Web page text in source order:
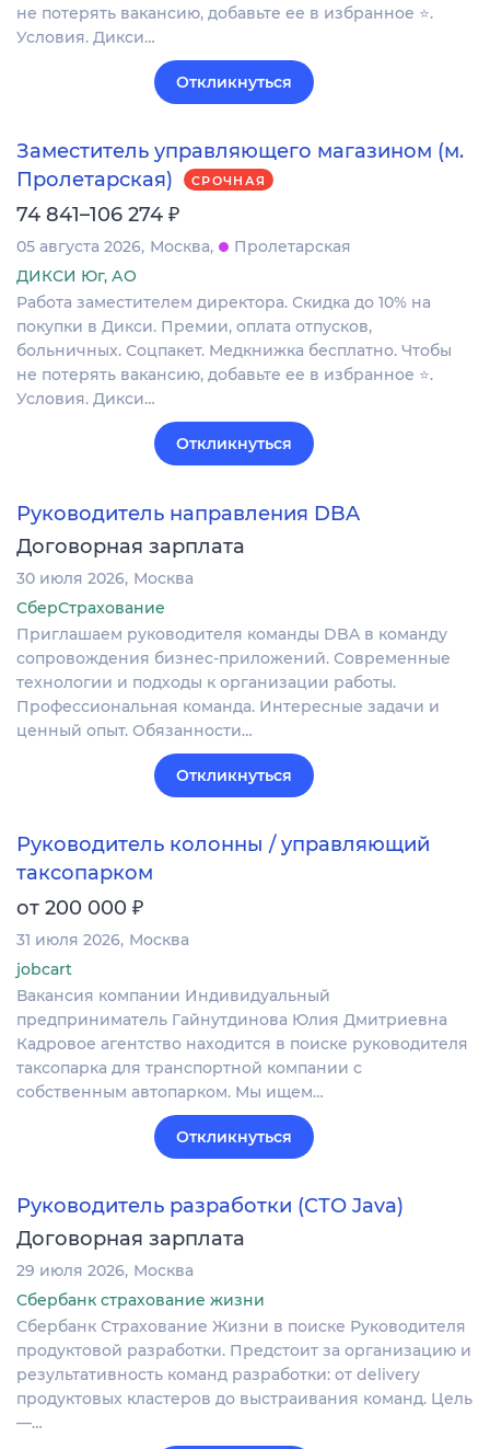
не потерять вакансию, добавьте ее в избранное ⭐.
Условия. Дикси…
Откликнуться
Заместитель управляющего магазином (м.
Пролетарская)
СРОЧНАЯ
74 841–106 274 ₽
05 августа 2026 Москва
Пролетарская
ДИКСИ Юг, АО
Работа заместителем директора. Скидка до 10% на
покупки в Дикси. Премии, оплата отпусков,
больничных. Соцпакет. Медкнижка бесплатно. Чтобы
не потерять вакансию, добавьте ее в избранное ⭐.
Условия. Дикси…
Откликнуться
Руководитель направления DBA
Договорная зарплата
30 июля 2026 Москва
СберСтрахование
Приглашаем руководителя команды DBA в команду
сопровождения бизнес-приложений. Современные
технологии и подходы к организации работы.
Профессиональная команда. Интересные задачи и
ценный опыт. Обязанности…
Откликнуться
Руководитель колонны / управляющий
таксопарком
от 200 000 ₽
31 июля 2026 Москва
jobcart
Вакансия компании Индивидуальный
предприниматель Гайнутдинова Юлия Дмитриевна
Кадровое агентство находится в поиске руководителя
таксопарка для транспортной компании с
собственным автопарком. Мы ищем…
Откликнуться
Руководитель разработки (СТО Java)
Договорная зарплата
29 июля 2026 Москва
Сбербанк страхование жизни
Сбербанк Страхование Жизни в поиске Руководителя
продуктовой разработки. Предстоит за организацию и
результативность команд разработки: от delivery
продуктовых кластеров до выстраивания команд. Цель
—…